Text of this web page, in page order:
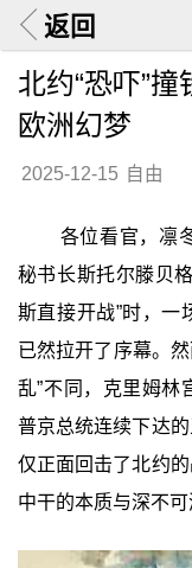
返回
北约“恐吓”
欧洲幻梦
2025-12-15 自由
各位看官，凛
秘书长斯托尔滕贝
斯直接开战”时，一
已然拉开了序幕。
乱”不同，克里姆林
普京总统连续下达
仅正面回击了北约
中干的本质与深不可